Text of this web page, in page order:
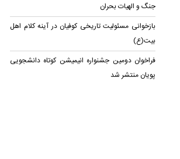
جنگ و الهیات بحران
بازخوانی مسئولیت تاریخی کوفیان در آینه کلام اهل
بیت(ع)
فراخوان دومین جشنواره انیمیشن کوتاه دانشجویی
پویان منتشر شد